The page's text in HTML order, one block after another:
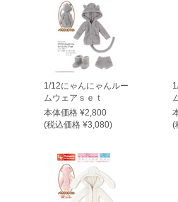
1/12にゃんにゃんルー
ムウェアｓｅｔ
本体価格 ¥2,800
(税込価格 ¥3,080)
(